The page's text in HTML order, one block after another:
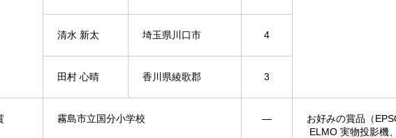
清水 新太 埼玉県川口市 4
田村 心晴 香川県綾歌郡 3
霧島市立国分小学校 ―
お好みの賞品（
ELMO 実物投影機、